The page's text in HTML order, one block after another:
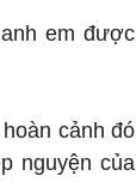
em được
cảnh đó
nguyện của